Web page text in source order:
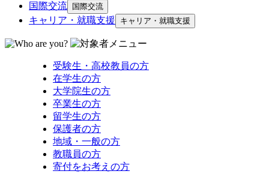
国際交流 国際交流
キャリア・就職支援 キャリア・就職支援
受験生・高校教員の方
在学生の方
大学院生の方
卒業生の方
留学生の方
保護者の方
地域・一般の方
教職員の方
寄付をお考えの方